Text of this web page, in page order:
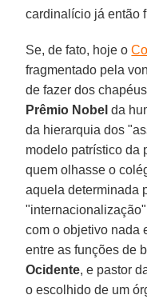
cardinalício já então
Se, de fato, hoje o
fragmentado pela
de fazer dos
Prêmio Nobel da
da hierarquia dos
modelo patrístico da
quem olhasse o
aquela determinada
com o objetivo nada
entre as funções de
Ocidente, e pastor
o escolhido de um